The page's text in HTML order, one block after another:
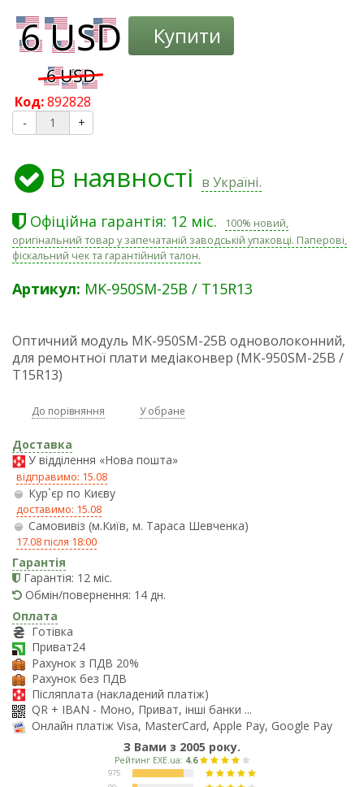
Купити
Код:892828
- +
В наявності в Україні.
Офіційна гарантія: 12 міс.
100% новий,
оригінальний товар у запечатаній заводській упаковці. Паперові,
фіскальний чек та гарантійний талон.
Артикул: MK-950SM-25B / T15R13
Оптичний модуль MK-950SM-25B одноволоконний,
для ремонтної плати медіаконвер (MK-950SM-25B /
T15R13)
До порівняння У обране
Доставка
У відділення «Нова пошта»
відправимо: 15.08
Кур`єр по Києву
доставимо: 15.08
Самовивіз (м.Київ, м. Тараса Шевченка)
17.08 після 18:00
Гарантія
Гарантія: 12 міс.
Обмін/повернення: 14 дн.
Оплата
Готівка
Приват24
Рахунок з ПДВ 20%
Рахунок без ПДВ
Післяплата (накладений платіж)
QR + IBAN - Моно, Приват, інші банки ...
Онлайн платіж Visa, MasterCard, Apple Pay, Google Pay
З Вами з 2005 року.